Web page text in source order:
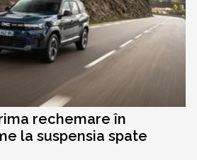
rechemare în
la suspensia spate